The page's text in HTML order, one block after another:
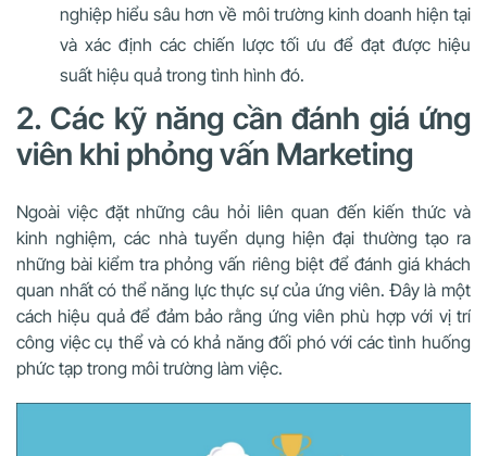
nghiệp hiểu sâu hơn về môi trường kinh doanh hiện tại
và xác định các chiến lược tối ưu để đạt được hiệu
suất hiệu quả trong tình hình đó.
2. Các kỹ năng cần đánh giá ứng
viên khi phỏng vấn Marketing
Ngoài việc đặt những câu hỏi liên quan đến kiến thức và
kinh nghiệm, các nhà tuyển dụng hiện đại thường tạo ra
những bài kiểm tra phỏng vấn riêng biệt để đánh giá khách
quan nhất có thể năng lực thực sự của ứng viên. Đây là một
cách hiệu quả để đảm bảo rằng ứng viên phù hợp với vị trí
công việc cụ thể và có khả năng đối phó với các tình huống
phức tạp trong môi trường làm việc.